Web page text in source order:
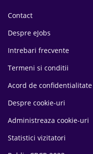
Contact
Despre eJobs
Intrebari frecvente
Termeni si conditii
Acord de confidentialitate
Despre cookie-uri
Administreaza cookie-uri
Statistici vizitatori